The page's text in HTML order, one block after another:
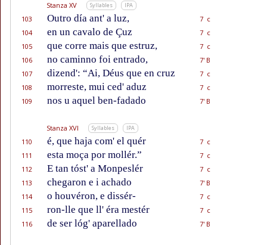
Stanza XV Syllables IPA
103 Outro día ant' a luz,
7 c
104
en un cavalo de Çuz
7 c
105
que corre mais que estruz,
7 c
106
no caminno foi entrado,
7' B
107
dizend': “Ai, Déus que en cruz
7 c
108
morreste, mui ced' aduz
7 c
109
nos u aquel ben-fadado 7' B
Stanza XVI Syllables IPA
110 é, que haja com' el quér
7 c
111
esta moça por mollér.”
7 c
112
E tan tóst' a Monpeslér
7 c
113
chegaron e i achado
7' B
114
o houvéron, e dissér-
7 c
115
ron-lle que ll' éra mestér
7 c
116
de ser lóg' aparellado 7' B